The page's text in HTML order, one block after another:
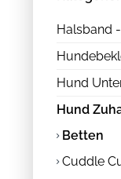
Halsband
Hund
Hund
Betten
Cuddle